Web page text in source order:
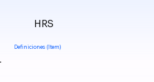
Definiciones (Item)
HRS